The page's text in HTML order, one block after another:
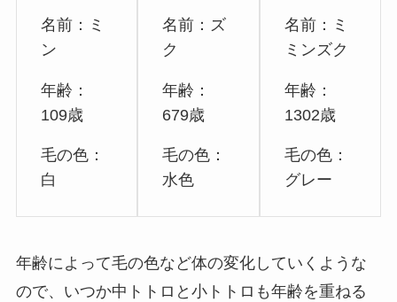
名前：ミ
ン
年齢：
109歳
毛の色：
白
名前：ズ
ク
年齢：
679歳
毛の色：
水色
名前：ミ
ミンズク
年齢：
1302歳
毛の色：
グレー
年齢によって毛の色など体の変化していくような
ので、いつか中トトロと小トトロも年齢を重ねる